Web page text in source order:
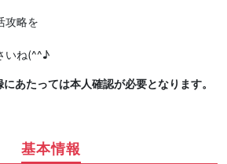
攻略を
いね(^^♪
あたっては本人確認が必要となります。
基本情報